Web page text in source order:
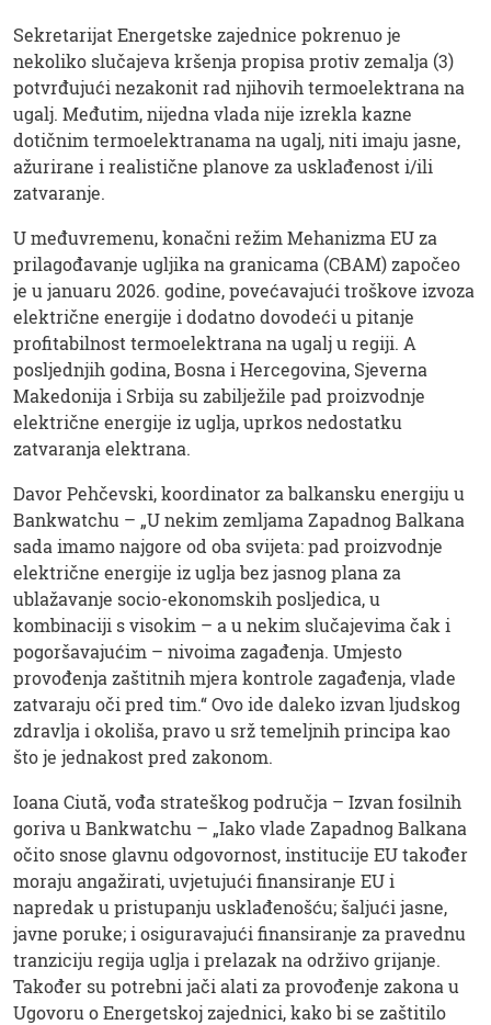
Sekretarijat Energetske zajednice pokrenuo je
nekoliko slučajeva kršenja propisa protiv zemalja (3)
potvrđujući nezakonit rad njihovih termoelektrana na
ugalj. Međutim, nijedna vlada nije izrekla kazne
dotičnim termoelektranama na ugalj, niti imaju jasne,
ažurirane i realistične planove za usklađenost i/ili
zatvaranje.
U međuvremenu, konačni režim Mehanizma EU za
prilagođavanje ugljika na granicama (CBAM) započeo
je u januaru 2026. godine, povećavajući troškove izvoza
električne energije i dodatno dovodeći u pitanje
profitabilnost termoelektrana na ugalj u regiji. A
posljednjih godina, Bosna i Hercegovina, Sjeverna
Makedonija i Srbija su zabilježile pad proizvodnje
električne energije iz uglja, uprkos nedostatku
zatvaranja elektrana.
Davor Pehčevski, koordinator za balkansku energiju u
Bankwatchu – „U nekim zemljama Zapadnog Balkana
sada imamo najgore od oba svijeta: pad proizvodnje
električne energije iz uglja bez jasnog plana za
ublažavanje socio-ekonomskih posljedica, u
kombinaciji s visokim – a u nekim slučajevima čak i
pogoršavajućim – nivoima zagađenja. Umjesto
provođenja zaštitnih mjera kontrole zagađenja, vlade
zatvaraju oči pred tim.“ Ovo ide daleko izvan ljudskog
zdravlja i okoliša, pravo u srž temeljnih principa kao
što je jednakost pred zakonom.
Ioana Ciută, vođa strateškog područja – Izvan fosilnih
goriva u Bankwatchu – „Iako vlade Zapadnog Balkana
očito snose glavnu odgovornost, institucije EU također
moraju angažirati, uvjetujući finansiranje EU i
napredak u pristupanju usklađenošću; šaljući jasne,
javne poruke; i osiguravajući finansiranje za pravednu
tranziciju regija uglja i prelazak na održivo grijanje.
Također su potrebni jači alati za provođenje zakona u
Ugovoru o Energetskoj zajednici, kako bi se zaštitilo